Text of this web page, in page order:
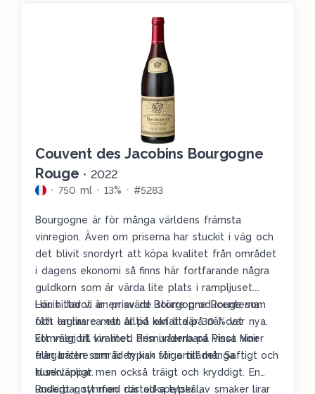
Couvent des Jacobins Bourgogne
Rouge • 2022
750 ml 13% #5283
Bourgogne är för många världens främsta
vinregion. Även om priserna har stuckit i väg och
det blivit snordyrt att köpa kvalitet från området
i dagens ekonomi så finns här fortfarande några
guldkorn som är värda lite plats i rampljuset.
Louis Jadot är en av de större producenterna
och en lirare man alltid kan lita på när det
kommer till kvalitet. Prisnivåerna på vissa viner
från bättre områden kan stiga till många
tusenlappar.
Här hittar vi en prisvärd Bourgogne Rouge som
fått lagras ca ett år på ekfat där 30 % var nya.
Ett välgjort vin med den underbara Pinot Noir
elegansen som är typisk för området. Saftigt och
klunkvänligt men också träigt och kryddigt. En
underbar symfoni där olika typer av smaker lirar
Ruskigt gott med rostad spetskål,